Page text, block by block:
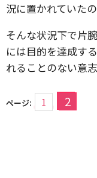
況に置かれていたの
そんな状況下で片
には目的を達成す
れることのない意
ページ: 1 2